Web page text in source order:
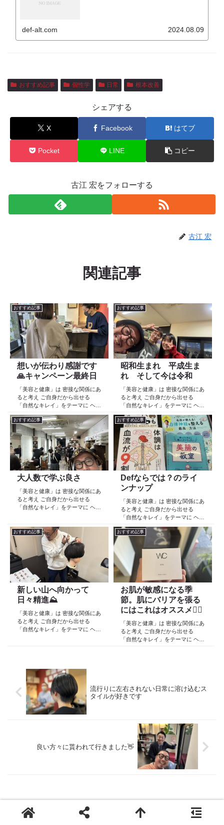
def-alt.com 2024.08.09
おすすめ記事 個性学 日常 根本改善
シェアする
X Facebook はてブ
Pocket LINE コピー
古江 宏をフォローする
古江 宏
関連記事
おすすめ記事
想いが伝わり感謝です
🙏キャンペーン最終日
「美容と健康」は 密接な関係にあ
ると考え ご自身だから出せる
「自然なキレイ」をテーマに ヘア
ケア スキンケア インナーケア
の 「根本改善」を目的とした美容
院 Def 古江です 2023年３月30日
より スタートしたこのブログ
日々の事や...
おすすめ記事
昭和生まれ 平成生ま
れ そして今は令和
「美容と健康」は 密接な関係にあ
ると考え ご自身だから出せる
「自然なキレイ」をテーマに ヘア
ケア スキンケア インナーケア
の 「根本改善」を目的とした美容
院 Def 古江です 2023年３月30日
より スタートしたこのブログ
日々の事や...
おすすめ記事
大人数で学ぶ良さ
「美容と健康」は 密接な関係にあ
ると考え ご自身だから出せる
「自然なキレイ」をテーマに ヘア
院 Def 古江です 2023年３月30日
より スタートしたこのブログ
日々の事や...
おすすめ記事
Defならでは？のライ
ンナップ
「美容と健康」は 密接な関係にあ
ると考え ご自身だから出せる
「自然なキレイ」をテーマに ヘア
の 「根本改善」を目的とした美容
院 Def 古江です 2023年３月30日
より スタートしたこのブログ
日々の事や...
おすすめ記事
新しい山へ向かって
日々精進⛰️
「美容と健康」は 密接な関係にあ
ると考え ご自身だから出せる
「自然なキレイ」をテーマに ヘア
日々の事や...
おすすめ記事
お肌が敏感になる季
節。肌にバリアを張る
にはこれはオススメ🙆‍♂️
「美容と健康」は 密接な関係にあ
ると考え ご自身だから出せる
「自然なキレイ」をテーマに ヘア
流行りに左右されない日常に溶け込むス
タイルが好きです
良い方々に貰われて行きました👋